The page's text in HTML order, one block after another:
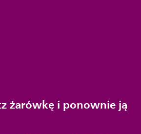
żarówkę i ponownie ją